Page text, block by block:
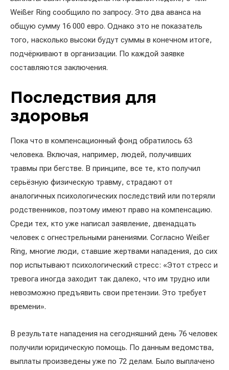
Weißer Ring сообщило по запросу. Это два аванса на
общую сумму 16 000 евро. Однако это не показатель
того, насколько высоки будут суммы в конечном итоге,
подчёркивают в организации. По каждой заявке
составляются заключения.
Последствия для
здоровья
Пока что в компенсационный фонд обратилось 63
человека. Включая, например, людей, получивших
травмы при бегстве. В принципе, все те, кто получил
серьёзную физическую травму, страдают от
аналогичных психологических последствий или потеряли
родственников, поэтому имеют право на компенсацию.
Среди тех, кто уже написал заявление, двенадцать
человек с огнестрельными ранениями. Согласно Weißer
Ring, многие люди, ставшие жертвами нападения, до сих
пор испытывают психологический стресс: «Этот стресс и
тревога иногда заходит так далеко, что им трудно или
невозможно предъявить свои претензии. Это требует
времени».
В результате нападения на сегодняшний день 76 человек
получили юридическую помощь. По данным ведомства,
выплаты произведены уже по 72 делам. Было выплачено